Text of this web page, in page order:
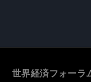
世界経済フォーラ